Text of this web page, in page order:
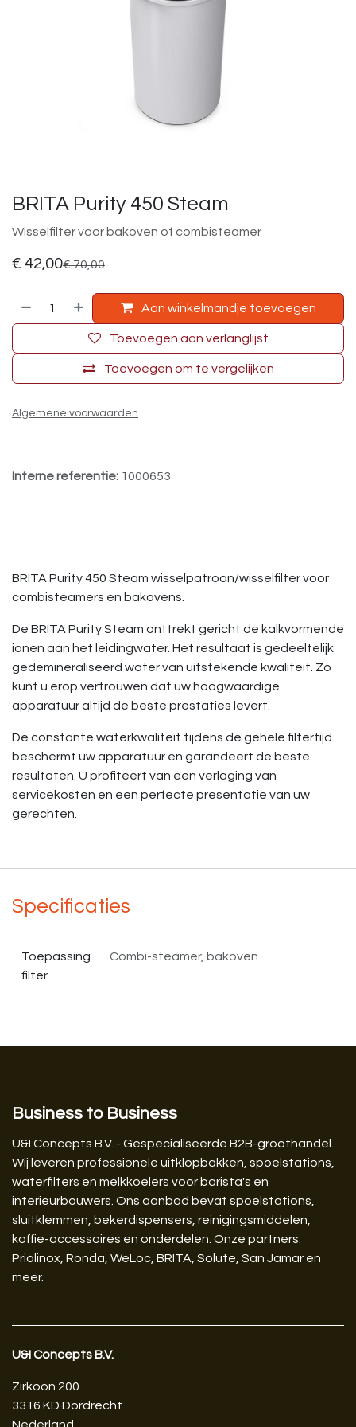
BRITA Purity 450 Steam
Wisselfilter voor bakoven of combisteamer
€ 42,00€70,00
Aan winkelmandje toevoegen
Toevoegen om te vergelijken
Toevoegen aan verlanglijst
Algemene voorwaarden
Interne referentie: 1000653
BRITA Purity 450 Steam wisselpatroon/wisselfilter voor
combisteamers en bakovens.
De BRITA Purity Steam onttrekt gericht de kalkvormende
ionen aan het leidingwater. Het resultaat is gedeeltelijk
gedemineraliseerd water van uitstekende kwaliteit. Zo
kunt u erop vertrouwen dat uw hoogwaardige
apparatuur altijd de beste prestaties levert.
De constante waterkwaliteit tijdens de gehele filtertijd
beschermt uw apparatuur en garandeert de beste
resultaten. U profiteert van een verlaging van
servicekosten en een perfecte presentatie van uw
gerechten.
Specificaties
Toepassing
filter
Combi-steamer, bakoven
Business to Business
U&I Concepts B.V. - Gespecialiseerde B2B-groothandel.
Wij leveren professionele uitklopbakken, spoelstations,
waterfilters en melkkoelers voor barista's en
interieurbouwers. Ons aanbod bevat spoelstations,
sluitklemmen, bekerdispensers, reinigingsmiddelen,
koffie-accessoires en onderdelen. Onze partners:
Priolinox, Ronda, WeLoc, BRITA, Solute, San Jamar en
meer.
U&I Concepts B.V.​
Zirkoon 200
3316 KD Dordrecht